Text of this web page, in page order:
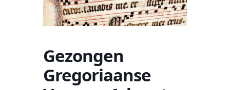
Gezongen
Gregoriaanse